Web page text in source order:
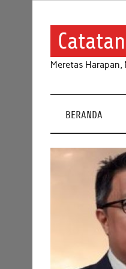
Meretas Harapan,
BERANDA